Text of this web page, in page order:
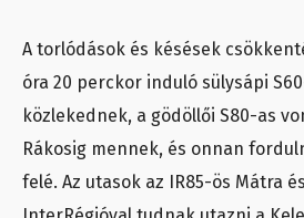
A torlódások és késések
óra 20 perckor induló sülysápi
közlekednek, a gödöllői S80-as
Rákosig mennek, és onnan
felé. Az utasok az IR85-ös Mátra